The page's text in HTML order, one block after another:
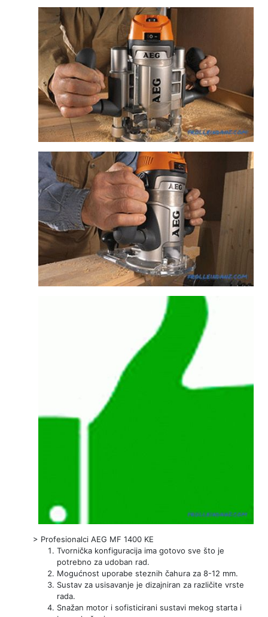
> Profesionalci AEG MF 1400 KE
Tvornička konfiguracija ima gotovo sve što je
potrebno za udoban rad.
Mogućnost uporabe steznih čahura za 8-12 mm.
Sustav za usisavanje je dizajniran za različite vrste
rada.
Snažan motor i sofisticirani sustavi mekog starta i